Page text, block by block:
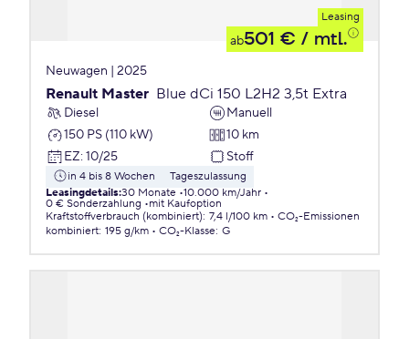
Leasing
ab501 € / mtl.
Neuwagen | 2025
Renault Master Blue dCi 150 L2H2 3,5t Extra
Diesel
Manuell
150 PS (110 kW)
10 km
EZ: 10/25 Stoff
in 4 bis 8 Wochen
Tageszulassung
Leasingdetails:30 Monate 10.000 km/Jahr
0 € Sonderzahlung
mit Kaufoption
Kraftstoffverbrauch (kombiniert): 7,4 l/100 km
CO₂-Emissionen
kombiniert: 195 g/km CO₂-Klasse: G